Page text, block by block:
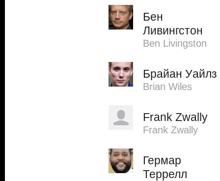
Бен
Ливингстон
Ben Livingston
Брайан Уайлз
Brian Wiles
Frank Zwally
Frank Zwally
Гермар
Террелл